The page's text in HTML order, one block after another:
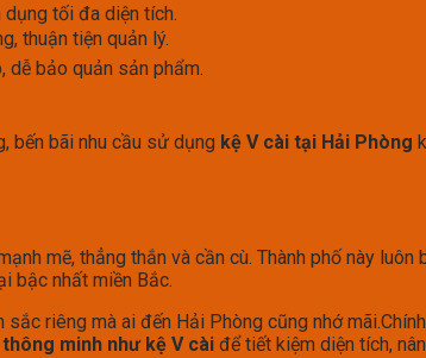
tối đa diện tích.
thuận tiện quản lý.
dễ bảo quản sản phẩm.
bến bãi nhu cầu sử dụng kệ V cài tại Hải Phòng
mẽ, thẳng thắn và cần cù. Thành phố này
bậc nhất miền Bắc.
riêng mà ai đến Hải Phòng cũng nhớ
minh như kệ V cài để tiết kiệm diện tích,